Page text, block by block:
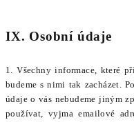
IX. Osobní údaje
1. Všechny informace, které
budeme s nimi tak zacházet.
údaje o vás nebudeme jiným
používat, vyjma emailové